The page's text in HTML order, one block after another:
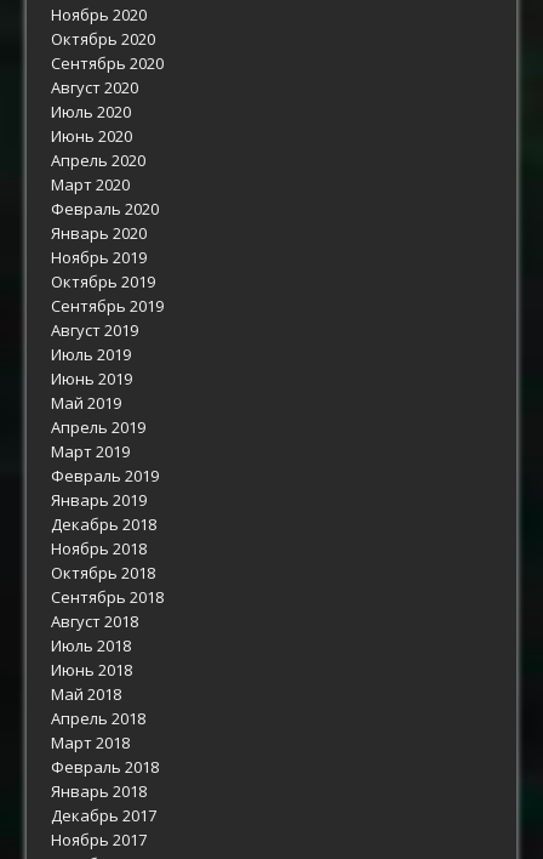
Ноябрь 2020
Октябрь 2020
Сентябрь 2020
Август 2020
Июль 2020
Июнь 2020
Апрель 2020
Март 2020
Февраль 2020
Январь 2020
Ноябрь 2019
Октябрь 2019
Сентябрь 2019
Август 2019
Июль 2019
Июнь 2019
Май 2019
Апрель 2019
Март 2019
Февраль 2019
Январь 2019
Декабрь 2018
Ноябрь 2018
Октябрь 2018
Сентябрь 2018
Август 2018
Июль 2018
Июнь 2018
Май 2018
Апрель 2018
Март 2018
Февраль 2018
Январь 2018
Декабрь 2017
Ноябрь 2017